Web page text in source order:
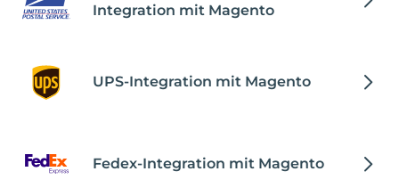
Integration mit Magento
UPS-Integration mit Magento
Fedex-Integration mit Magento